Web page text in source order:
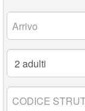
Arrivo:
Adulti:
Codice
struttura: